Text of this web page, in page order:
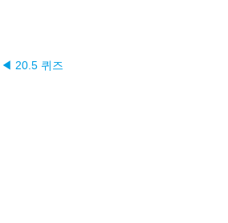
◀ 20.5 퀴즈